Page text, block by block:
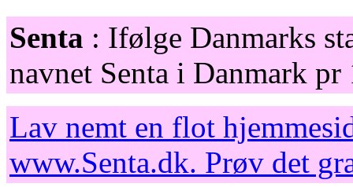
Senta : Ifølge Danmarks
navnet Senta i Danmark
Lav nemt en flot
www.Senta.dk. Prøv det